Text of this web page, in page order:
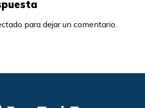
para dejar un comentario.